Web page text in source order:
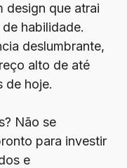
design que atrai
habilidade.
deslumbrante,
alto de até
de hoje.
Não se
para investir
e